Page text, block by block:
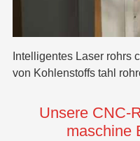
Intelligentes Laser rohrs
von Kohlenstoffs tahl
Unsere CNC-
maschine